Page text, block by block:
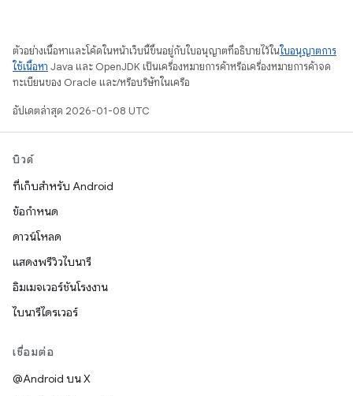
ตัวอย่างเนื้อหาและโค้ดในหน้าเว็บนี้ขึ้นอยู่กับใบอนุญาตที่อธิบายไว้ในใบอนุญาตการ
ใช้เนื้อหา Java และ OpenJDK เป็นเครื่องหมายการค้าหรือเครื่องหมายการค้าจด
ทะเบียนของ Oracle และ/หรือบริษัทในเครือ
อัปเดตล่าสุด 2026-01-08 UTC
บิวด์
ที่เก็บสำหรับ Android
ข้อกำหนด
ดาวน์โหลด
แสดงพรีวิวไบนารี
อิมเมจเวอร์ชันโรงงาน
ไบนารีไดรเวอร์
เชื่อมต่อ
@Android บน X